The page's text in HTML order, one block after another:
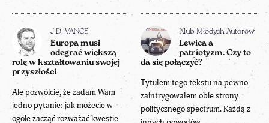
J.D. VANCE
Europa musi
odegrać większą
rolę w kształtowaniu swojej
przyszłości
Ale pozwólcie, że zadam Wam
jedno pytanie: jak możecie w
ogóle zacząć rozważać kwestie
Klub Młodych Autorów
Lewica a
patriotyzm. Czy to
da się połączyć?
Tytułem tego tekstu na pewno
zaintrygowałem obie strony
politycznego spectrum. Każdą z